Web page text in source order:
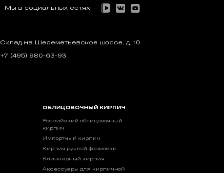
Мы в социальных сетях —
Склад на Шереметьевское шоссе, д. 10
+7 (495) 980-63-93
ОБЛИЦОВОЧНЫЙ КИРПИЧ
Российский облицовочный
кирпич
Импортный кирпич
Кирпич ручной формовки
Клинкерный кирпич
Аксессуары для кирпичной